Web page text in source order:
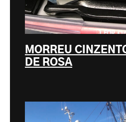
MORREU
DE ROSA